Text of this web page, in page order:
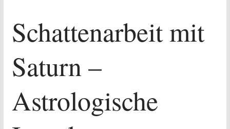
Schattenarbeit mit
Saturn –
Astrologische